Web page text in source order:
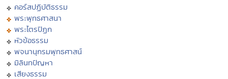
คอร์สปฏิบัติธรรม
พระพุทธศาสนา
พระไตรปิฏก
หัวข้อธรรม
พจนานุกรมพุทธศาสน์
มิลินทปัญหา
เสียงธรรม